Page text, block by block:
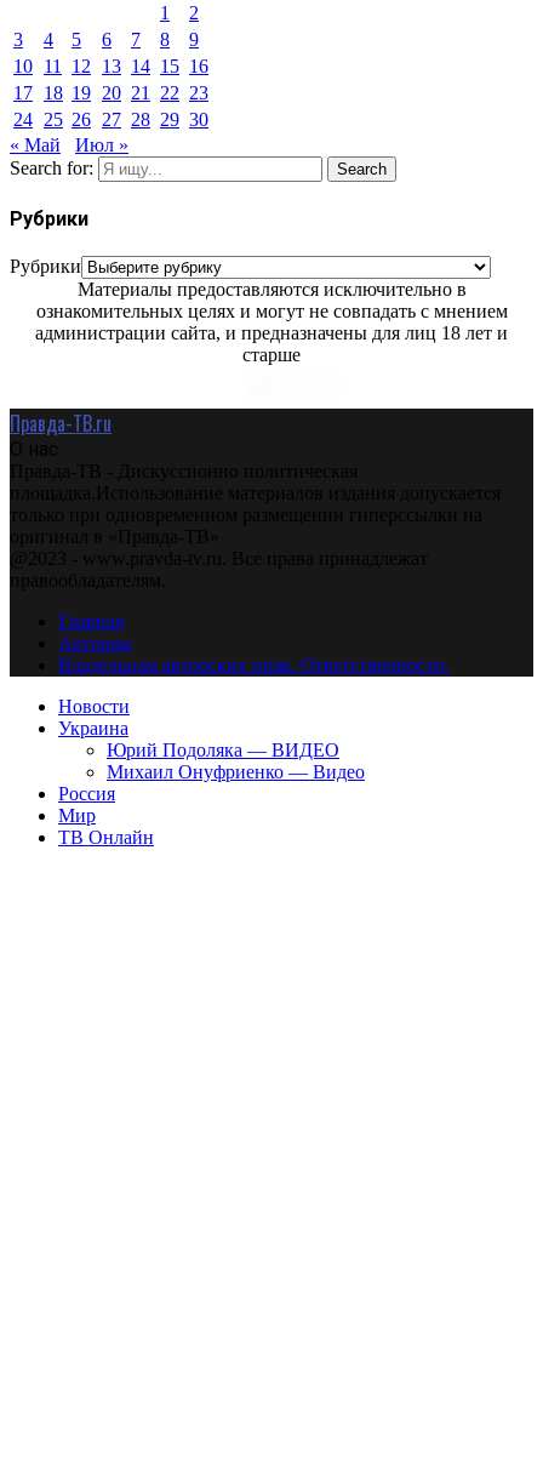
1
2
3
4 5 6 7 8
9
10 11 12 13 14 15 16
17 18 19 20 21 22 23
24 25 26 27 28 29 30
« Май
Июл »
Search for:
Search
Рубрики
Рубрики
Материалы предоставляются исключительно в
ознакомительных целях и могут не совпадать с мнением
администрации сайта, и предназначены для лиц 18 лет и
старше
Правда-ТВ.ru
О нас
Правда-ТВ - Дискуссионно политическая
площадка.Использование материалов издания допускается
только при одновременном размещении гиперссылки на
оригинал в «Правда-ТВ»
@2023 - www.pravda-tv.ru. Все права принадлежат
правообладателям.
Главная
Авторам
Владельцам авторских прав. Ответственности.
Новости
Украина
Юрий Подоляка — ВИДЕО
Михаил Онуфриенко — Видео
Россия
Мир
ТВ Онлайн